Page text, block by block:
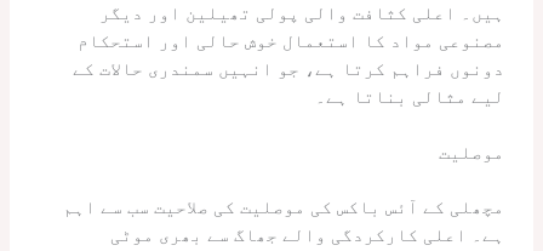
ہیں۔ اعلی کثافت والی پولی تھیلین اور دیگر
مصنوعی مواد کا استعمال خوش حالی اور استحکام
دونوں فراہم کرتا ہے، جو انہیں سمندری حالات کے
لیے مثالی بناتا ہے۔
موصلیت
مچھلی کے آئس باکس کی موصلیت کی صلاحیت سب سے اہم
ہے۔ اعلی کارکردگی والے جھاگ سے بھری موٹی